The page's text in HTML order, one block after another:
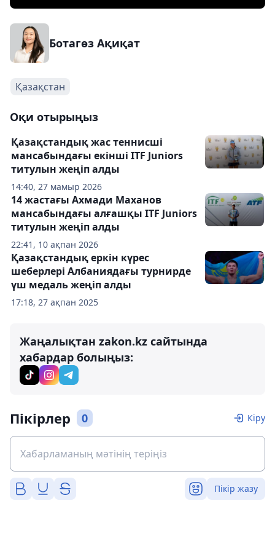
Ботагөз Ақиқат
Қазақстан
Оқи отырыңыз
14:40, 27 мамыр 2026
Қазақстандық жас теннисші
мансабындағы екінші ITF Juniors
титулын жеңіп алды
22:41, 10 ақпан 2026
14 жастағы Ахмади Маханов
мансабындағы алғашқы ITF Juniors
титулын жеңіп алды
17:18, 27 ақпан 2025
Қазақстандық еркін күрес
шеберлері Албаниядағы турнирде
үш медаль жеңіп алды
Жаңалықтан zakon.kz сайтында
хабардар болыңыз:
Пікірлер 0 Кіру
Пікір жазу